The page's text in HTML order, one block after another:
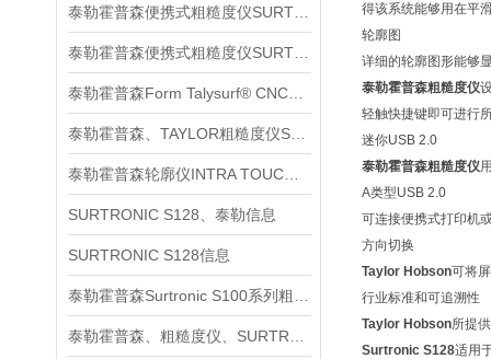
SURTRONIC S128、泰勒信息
SURTRONIC S128信息
得该系统能够用在平
轮廓图
详细的轮廓图形能够
泰勒霍普森粗糙度仪
轻触快捷键即可进行
迷你USB 2.0
泰勒霍普森粗糙度仪
A类型USB 2.0
可连接便携式打印机
方向切换
Taylor Hobson可将
行业标准和可追溯性
Taylor Hobson所提
Surtronic S128适用